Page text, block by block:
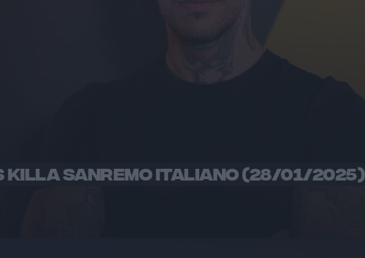
KILLA SANREMO ITALIANO (28/01/2025)